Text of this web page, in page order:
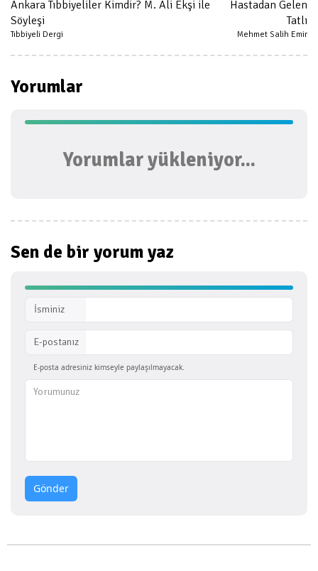
Ankara Tıbbiyeliler Kimdir? M. Ali Ekşi ile
Söyleşi
Tıbbiyeli Dergi
Hastadan Gelen
Tatlı
Mehmet Salih Emir
Yorumlar
Yorumlar yükleniyor...
Sen de bir yorum yaz
İsminiz
E-postanız
E-posta adresiniz kimseyle paylaşılmayacak.
Gönder